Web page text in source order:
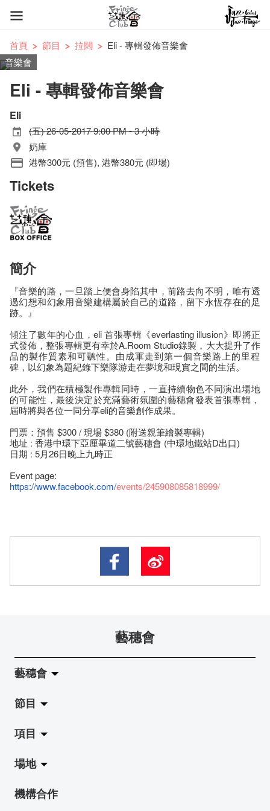
首頁 節目 拉闊
Eli - 專輯發佈音樂會
音樂會
Eli - 專輯發佈音樂會
Eli
(五) 26-05-2017 9:00 PM - 3 小時
奶庫
港幣300元 (預售), 港幣380元 (即場)
Tickets
簡介
『音樂的路，一旦踏上便會身陷其中，前路去向不明， 唯有透
過幻想和幻象用音樂建構屬於自己的道路， 留下永恆存在的足
跡。』
傾注了數年的心血，eli 首張專輯《everlasting illusion》即將正
式發佈，整張專輯更有幸於A.Room Studio錄製，大大提升了作
品的製作質素和可聽性。 由成軍走到第一個音樂路上的里程
碑， 以幻象為題紀錄下樂隊游走在夢境和現實之間的生活。
此外，我們在積極製作專輯同時，一直持續物色不同演出場地
的可能性， 最後決定於充滿藝術氛圍的藝穗會發表首張專輯，
屆時將與各位一同分享eli的音樂創作成果。
門票：預售 $300 / 現場 $380 (附送親筆繪製專輯)
地址 : 香港中環下亞厘畢道二號藝穗會 (中環地鐵站D出口)
日期 : 5月26日晚上九時正
Event page:
https://www.facebook.com/events/245908085818999/
藝穗會
藝穗會
關於藝穗會
藝穗會的演化
使命與宗旨
藝穗會架構
節目
拉闊
展覽
演出
項目
Jazz-Go-Central, Jazz-Go-Fringe
LPL
場地
陳麗玲畫廊
機構合作